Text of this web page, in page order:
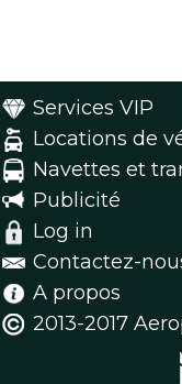
Services VIP
Locations de
Navettes et
Publicité
Log in
Contactez-
A propos
2013-2017